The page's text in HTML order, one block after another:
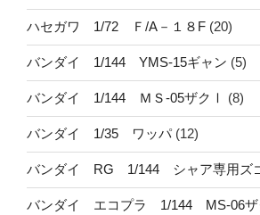
ハセガワ 1/72 Ｆ/A－１８F (20)
バンダイ 1/144 YMS-15ギャン (5)
バンダイ 1/144 ＭＳ-05ザクⅠ (8)
バンダイ 1/35 ワッパ(12)
バンダイ RG 1/144 シャア専用ズ
バンダイ エコプラ 1/144 MS-06ザ